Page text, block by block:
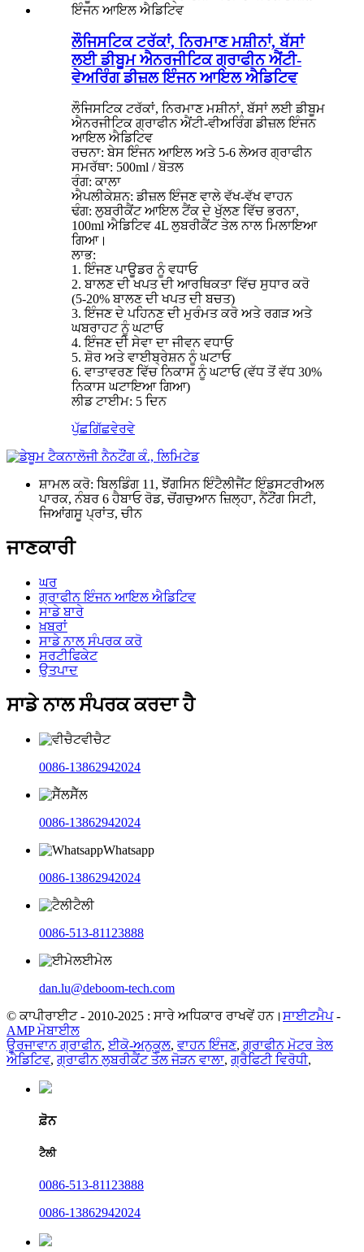
ਲੌਜਿਸਟਿਕ ਟਰੱਕਾਂ, ਨਿਰਮਾਣ ਮਸ਼ੀਨਾਂ, ਬੱਸਾਂ
ਲਈ ਡੀਬੂਮ ਐਨਰਜੀਟਿਕ ਗ੍ਰਾਫੀਨ ਐਂਟੀ-
ਵੇਅਰਿੰਗ ਡੀਜ਼ਲ ਇੰਜਨ ਆਇਲ ਐਡਿਟਿਵ
ਲੌਜਿਸਟਿਕ ਟਰੱਕਾਂ, ਨਿਰਮਾਣ ਮਸ਼ੀਨਾਂ, ਬੱਸਾਂ ਲਈ ਡੀਬੂਮ
ਐਨਰਜੀਟਿਕ ਗ੍ਰਾਫੀਨ ਐਂਟੀ-ਵੀਅਰਿੰਗ ਡੀਜ਼ਲ ਇੰਜਨ
ਆਇਲ ਐਡਿਟਿਵ
ਰਚਨਾ: ਬੇਸ ਇੰਜਨ ਆਇਲ ਅਤੇ 5-6 ਲੇਅਰ ਗ੍ਰਾਫੀਨ
ਸਮਰੱਥਾ: 500ml / ਬੋਤਲ
ਰੰਗ: ਕਾਲਾ
ਐਪਲੀਕੇਸ਼ਨ: ਡੀਜ਼ਲ ਇੰਜਣ ਵਾਲੇ ਵੱਖ-ਵੱਖ ਵਾਹਨ
ਢੰਗ: ਲੁਬਰੀਕੈਂਟ ਆਇਲ ਟੈਂਕ ਦੇ ਖੁੱਲਣ ਵਿੱਚ ਭਰਨਾ,
100ml ਐਡਿਟਿਵ 4L ਲੁਬਰੀਕੈਂਟ ਤੇਲ ਨਾਲ ਮਿਲਾਇਆ
ਗਿਆ।
ਲਾਭ:
1. ਇੰਜਣ ਪਾਊਡਰ ਨੂੰ ਵਧਾਓ
2. ਬਾਲਣ ਦੀ ਖਪਤ ਦੀ ਆਰਥਿਕਤਾ ਵਿੱਚ ਸੁਧਾਰ ਕਰੋ
(5-20% ਬਾਲਣ ਦੀ ਖਪਤ ਦੀ ਬਚਤ)
3. ਇੰਜਣ ਦੇ ਪਹਿਨਣ ਦੀ ਮੁਰੰਮਤ ਕਰੋ ਅਤੇ ਰਗੜ ਅਤੇ
ਘਬਰਾਹਟ ਨੂੰ ਘਟਾਓ
4. ਇੰਜਣ ਦੀ ਸੇਵਾ ਦਾ ਜੀਵਨ ਵਧਾਓ
5. ਸ਼ੋਰ ਅਤੇ ਵਾਈਬ੍ਰੇਸ਼ਨ ਨੂੰ ਘਟਾਓ
6. ਵਾਤਾਵਰਣ ਵਿੱਚ ਨਿਕਾਸ ਨੂੰ ਘਟਾਓ (ਵੱਧ ਤੋਂ ਵੱਧ 30%
ਨਿਕਾਸ ਘਟਾਇਆ ਗਿਆ)
ਲੀਡ ਟਾਈਮ: 5 ਦਿਨ
ਪੁੱਛਗਿੱਛਵੇਰਵੇ
ਸ਼ਾਮਲ ਕਰੋ: ਬਿਲਡਿੰਗ 11, ਝੋਂਗਸਿਨ ਇੰਟੈਲੀਜੈਂਟ ਇੰਡਸਟਰੀਅਲ
ਪਾਰਕ, ​​ਨੰਬਰ 6 ਹੈਬਾਓ ਰੋਡ, ਚੋਂਗਚੁਆਨ ਜ਼ਿਲ੍ਹਾ, ਨੈਂਟੌਂਗ ਸਿਟੀ,
ਜਿਆਂਗਸੂ ਪ੍ਰਾਂਤ, ਚੀਨ
ਜਾਣਕਾਰੀ
ਘਰ
ਗ੍ਰਾਫੀਨ ਇੰਜਨ ਆਇਲ ਐਡਿਟਿਵ
ਸਾਡੇ ਬਾਰੇ
ਖ਼ਬਰਾਂ
ਸਾਡੇ ਨਾਲ ਸੰਪਰਕ ਕਰੋ
ਸਰਟੀਫਿਕੇਟ
ਉਤਪਾਦ
ਸਾਡੇ ਨਾਲ ਸੰਪਰਕ ਕਰਦਾ ਹੈ
ਵੀਚੈਟ
0086-13862942024
ਸੈੱਲ
0086-13862942024
Whatsapp
0086-13862942024
ਟੈਲੀ
0086-513-81123888
ਈਮੇਲ
dan.lu@deboom-tech.com
© ਕਾਪੀਰਾਈਟ - 2010-2025 : ਸਾਰੇ ਅਧਿਕਾਰ ਰਾਖਵੇਂ ਹਨ। ਸਾਈਟਮੈਪ-
AMP ਮੋਬਾਈਲ
ਊਰਜਾਵਾਨ ਗ੍ਰਾਫੀਨ,ਈਕੋ-ਅਨੁਕੂਲ, ਵਾਹਨ ਇੰਜਣ, ਗ੍ਰਾਫੀਨ ਮੋਟਰ ਤੇਲ
ਐਡਿਟਿਵ, ਗ੍ਰਾਫੀਨ ਲੁਬਰੀਕੈਂਟ ਤੇਲ ਜੋੜਨ ਵਾਲਾ, ਗ੍ਰੈਫਿਟੀ ਵਿਰੋਧੀ,
ਫ਼ੋਨ
ਟੈਲੀ
0086-513-81123888
0086-13862942024